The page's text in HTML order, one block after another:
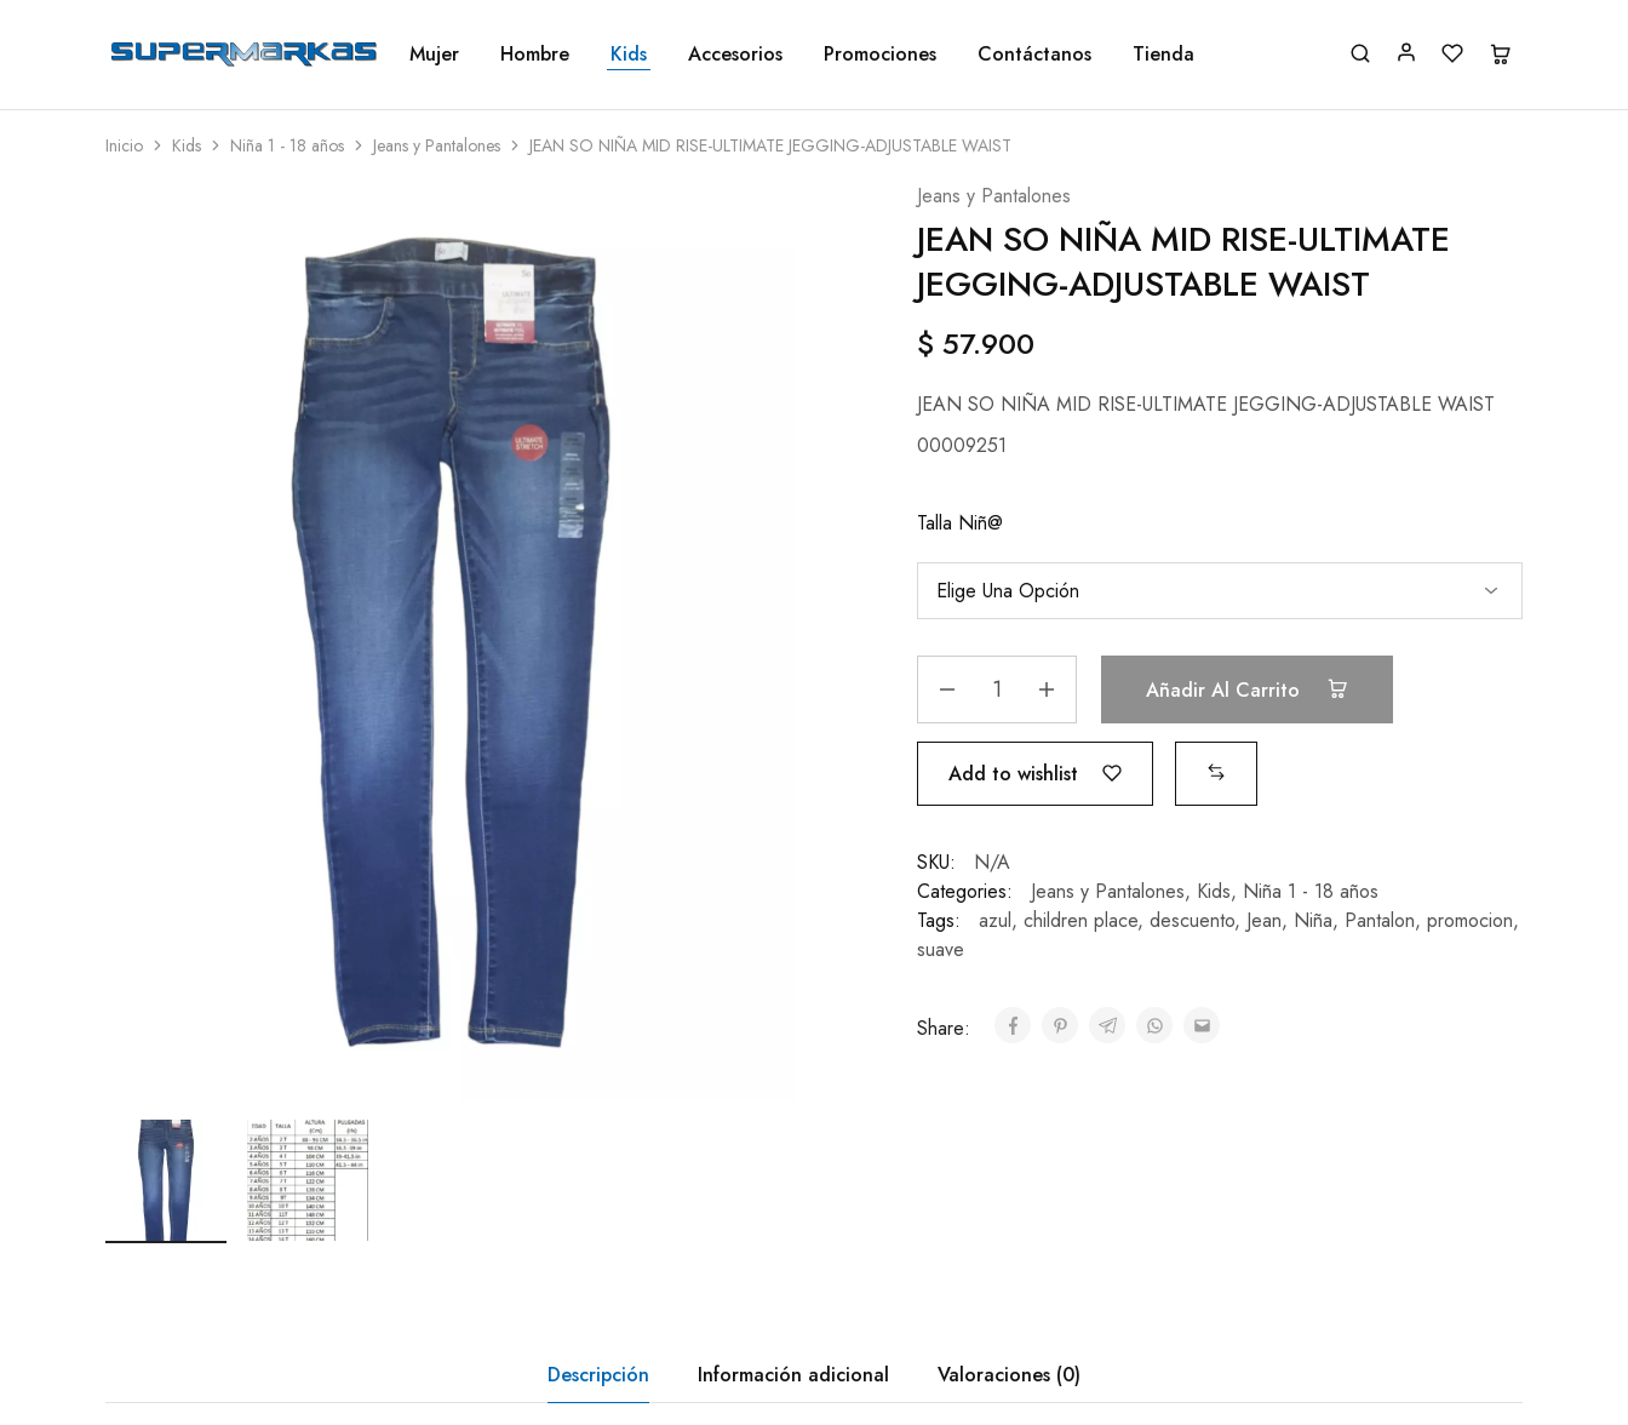
SuperMarkas
Ropa
Envío
gratis*
Mujer Hombre Kids Accesorios Promociones Contáctanos Tienda
Inicio Kids Niña 1 - 18 años Jeans y Pantalones JEAN SO NIÑA MID RISE-ULTIMATE JEGGING-ADJUSTABLE WAIST
Jeans y Pantalones
JEAN SO NIÑA MID RISE-ULTIMATE
JEGGING-ADJUSTABLE WAIST
$ 57.900
JEAN SO NIÑA MID RISE-ULTIMATE JEGGING-ADJUSTABLE WAIST
00009251
Talla Niñ@
Añadir Al Carrito
Add to wishlist
SKU:
N/A
Categories:
Jeans y Pantalones, Kids, Niña 1 - 18 años
Tags:
azul, children place, descuento, Jean, Niña, Pantalon, promocion,
suave
Share:
Descripción Información adicional Valoraciones (0)